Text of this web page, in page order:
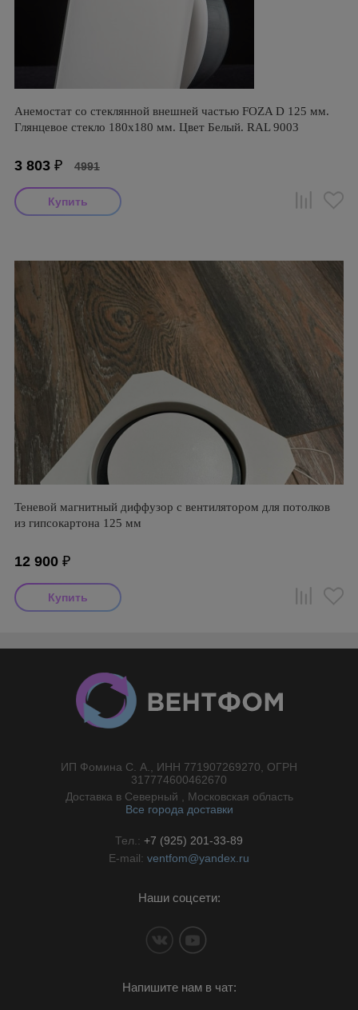
Анемостат со стеклянной внешней частью FOZA D 125 мм.
Глянцевое стекло 180х180 мм. Цвет Белый. RAL 9003
3 803 ₽ 4991
Теневой магнитный диффузор с вентилятором для потолков
из гипсокартона 125 мм
12 900 ₽
ИП Фомина С. А., ИНН 771907269270, ОГРН
317774600462670
Доставка в Северный , Московская область
Все города доставки
Тел.: +7 (925) 201-33-89
E-mail: ventfom@yandex.ru
Наши соцсети:
Напишите нам в чат: